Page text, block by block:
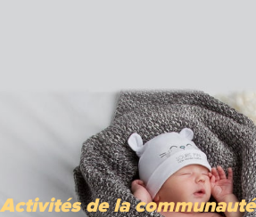
Activités de la communauté